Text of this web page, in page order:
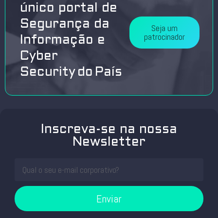
único portal de
Segurança da
Informação e
Cyber
Security do País
Seja um
patrocinador
Inscreva-se na nossa
Newsletter
Enviar